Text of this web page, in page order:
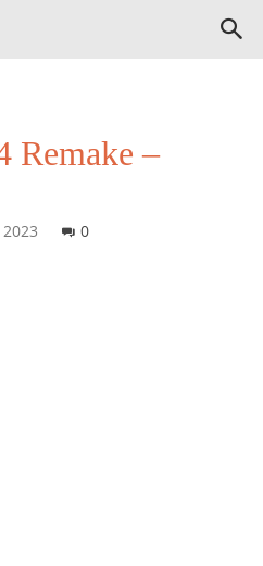
Remake –
0